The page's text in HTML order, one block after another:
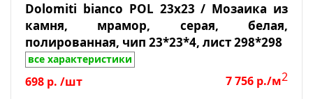
Dolomiti bianco POL 23х23 / Мозаика из
камня, мрамор, серая, белая,
полированная, чип 23*23*4, лист 298*298
все характеристики
698 р. /шт 7 756 р./м2